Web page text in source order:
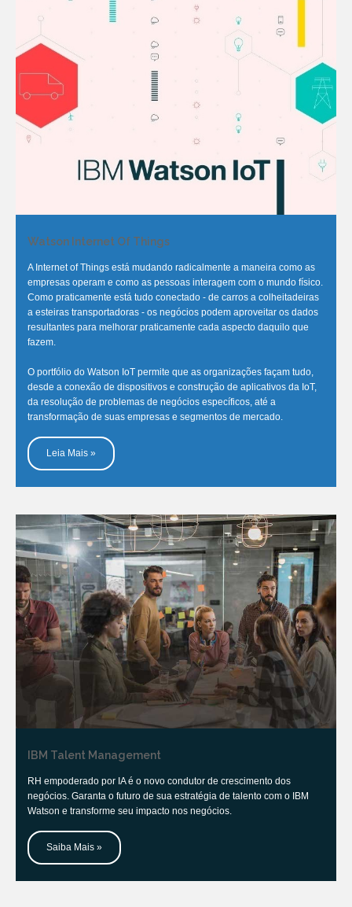
Watson Internet Of Things
A Internet of Things está mudando radicalmente a maneira como as
empresas operam e como as pessoas interagem com o mundo físico.
Como praticamente está tudo conectado - de carros a colheitadeiras
a esteiras transportadoras - os negócios podem aproveitar os dados
resultantes para melhorar praticamente cada aspecto daquilo que
fazem.
O portfólio do Watson IoT permite que as organizações façam tudo,
desde a conexão de dispositivos e construção de aplicativos da IoT,
da resolução de problemas de negócios específicos, até a
transformação de suas empresas e segmentos de mercado.
Leia Mais »
IBM Talent Management
RH empoderado por IA é o novo condutor de crescimento dos
negócios. Garanta o futuro de sua estratégia de talento com o IBM
Watson e transforme seu impacto nos negócios.
Saiba Mais »